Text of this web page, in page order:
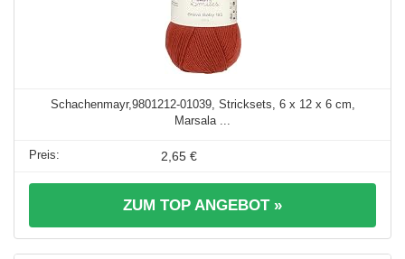
Schachenmayr,9801212-01039, Stricksets, 6 x 12 x 6 cm,
Marsala ...
2,65 €
ZUM TOP ANGEBOT »